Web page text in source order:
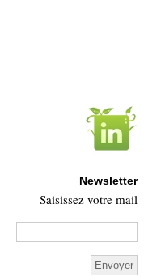
Newsletter
Saisissez votre mail